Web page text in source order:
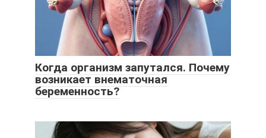
Когда организм запутался. Почему
возникает внематочная
беременность?